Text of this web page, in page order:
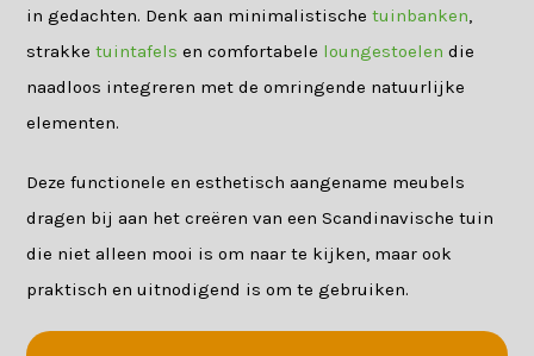
in gedachten. Denk aan minimalistischetuinbanken
strakketuintafels en comfortabele loungestoelen die
naadloos integreren met de omringende natuurlijke
elementen.
Deze functionele en esthetisch aangename meubels
dragen bij aan het creëren van een Scandinavische tuin
die niet alleen mooi is om naar te kijken, maar ook
praktisch en uitnodigend is om te gebruiken.